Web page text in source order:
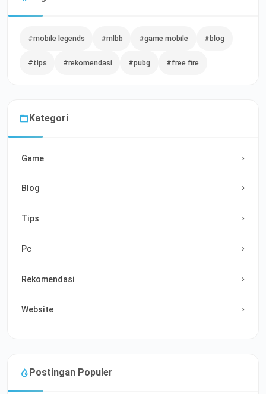
#mobile legends #mlbb #game mobile #blog
#tips #rekomendasi #pubg #free fire
Kategori
Game
Blog
Tips
Pc
Rekomendasi
Website
Postingan Populer